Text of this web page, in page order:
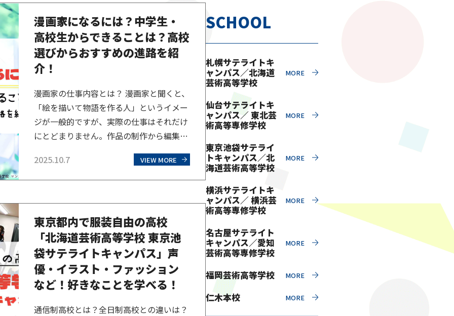
校の中でも人気のイベントです。北海道芸
術高等学校の芸術発表会は、通信制高校な
らではの特徴がありま…
漫画家になるには？中学生・
高校生からできることは？高校
選びからおすすめの進路を紹
介！
漫画家の仕事内容とは？ 漫画家と聞くと、
「絵を描いて物語を作る人」というイメー
ジが一般的ですが、実際の仕事はそれだけ
にとどまりません。作品の制作から編集者
ション、さらには締め切りやスケジュール
管理など、多岐にわたる業務があります。
していきます。 企画・ストーリー構成 漫
画を描き始める前に必要なのが、物語の企
画です。どんなテー…
2025.10.7 VIEW MORE
東京都内で服装自由の高校
「北海道芸術高等学校 東京池
袋サテライトキャンパス」声
優・イラスト・ファッション
など！好きなことを学べる！
通信制高校とは？全日制高校との違いは？
SCHOOL
札幌サテライトキ
ャンパス／北海道
芸術高等学校
仙台サテライトキ
ャンパス／ 東北芸
術高等専修学校
東京池袋サテライ
トキャンパス／北
海道芸術高等学校
横浜サテライトキ
ャンパス／ 横浜芸
術高等専修学校
名古屋サテライト
キャンパス／愛知
芸術高等専修学校
福岡芸術高等学校
仁木本校